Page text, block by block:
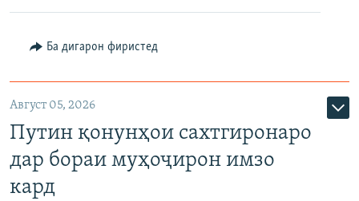
Ба дигарон фиристед
Август 05, 2026
Путин қонунҳои сахтгиронаро
дар бораи муҳоҷирон имзо
кард